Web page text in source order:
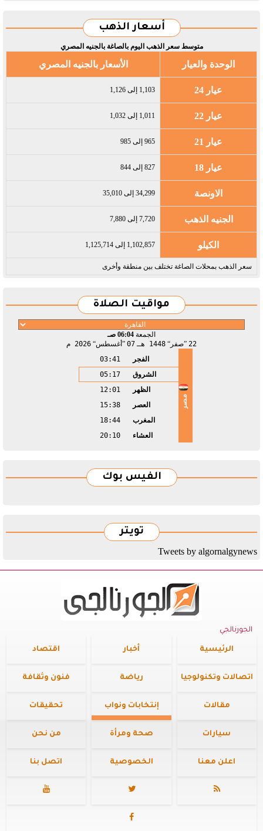
أسعار الذهب
متوسط سعر الذهب اليوم بالصاغة بالجنيه المصري
الوحدة والعيار الأسعار بالجنيه المصري
عيار 24 1,103 إلى 1,126
عيار 22 1,011 إلى 1,032
عيار 21 965 إلى 985
عيار 18 827 إلى 844
الاونصة 34,299 إلى 35,010
الجنيه الذهب 7,720 إلى 7,880
الكيلو 1,102,857 إلى 1,125,714
سعر الذهب بمحلات الصاغة تختلف بين منطقة وأخرى
مواقيت الصلاة
الجمعة 06:04 صـ
22
صفر 1448 هـ 07 أغسطس 2026 م
مصر
الفجر
03:41
الشروق
05:17
الظهر
12:01
العصر
15:38
المغرب
18:44
العشاء
20:10
الفيس بوك
تويتر
Tweets by algornalgynews
الجورنالجي
الرئيسية أخبار اقتصاد
اتصالات وتكنولوجيا رياضة فنون وثقافة
مقالات إنتخابات ونواب تحقيقات
سيارات صحة ومرأة من نحن
اعلن معنا الخصوصية اتصل بنا



